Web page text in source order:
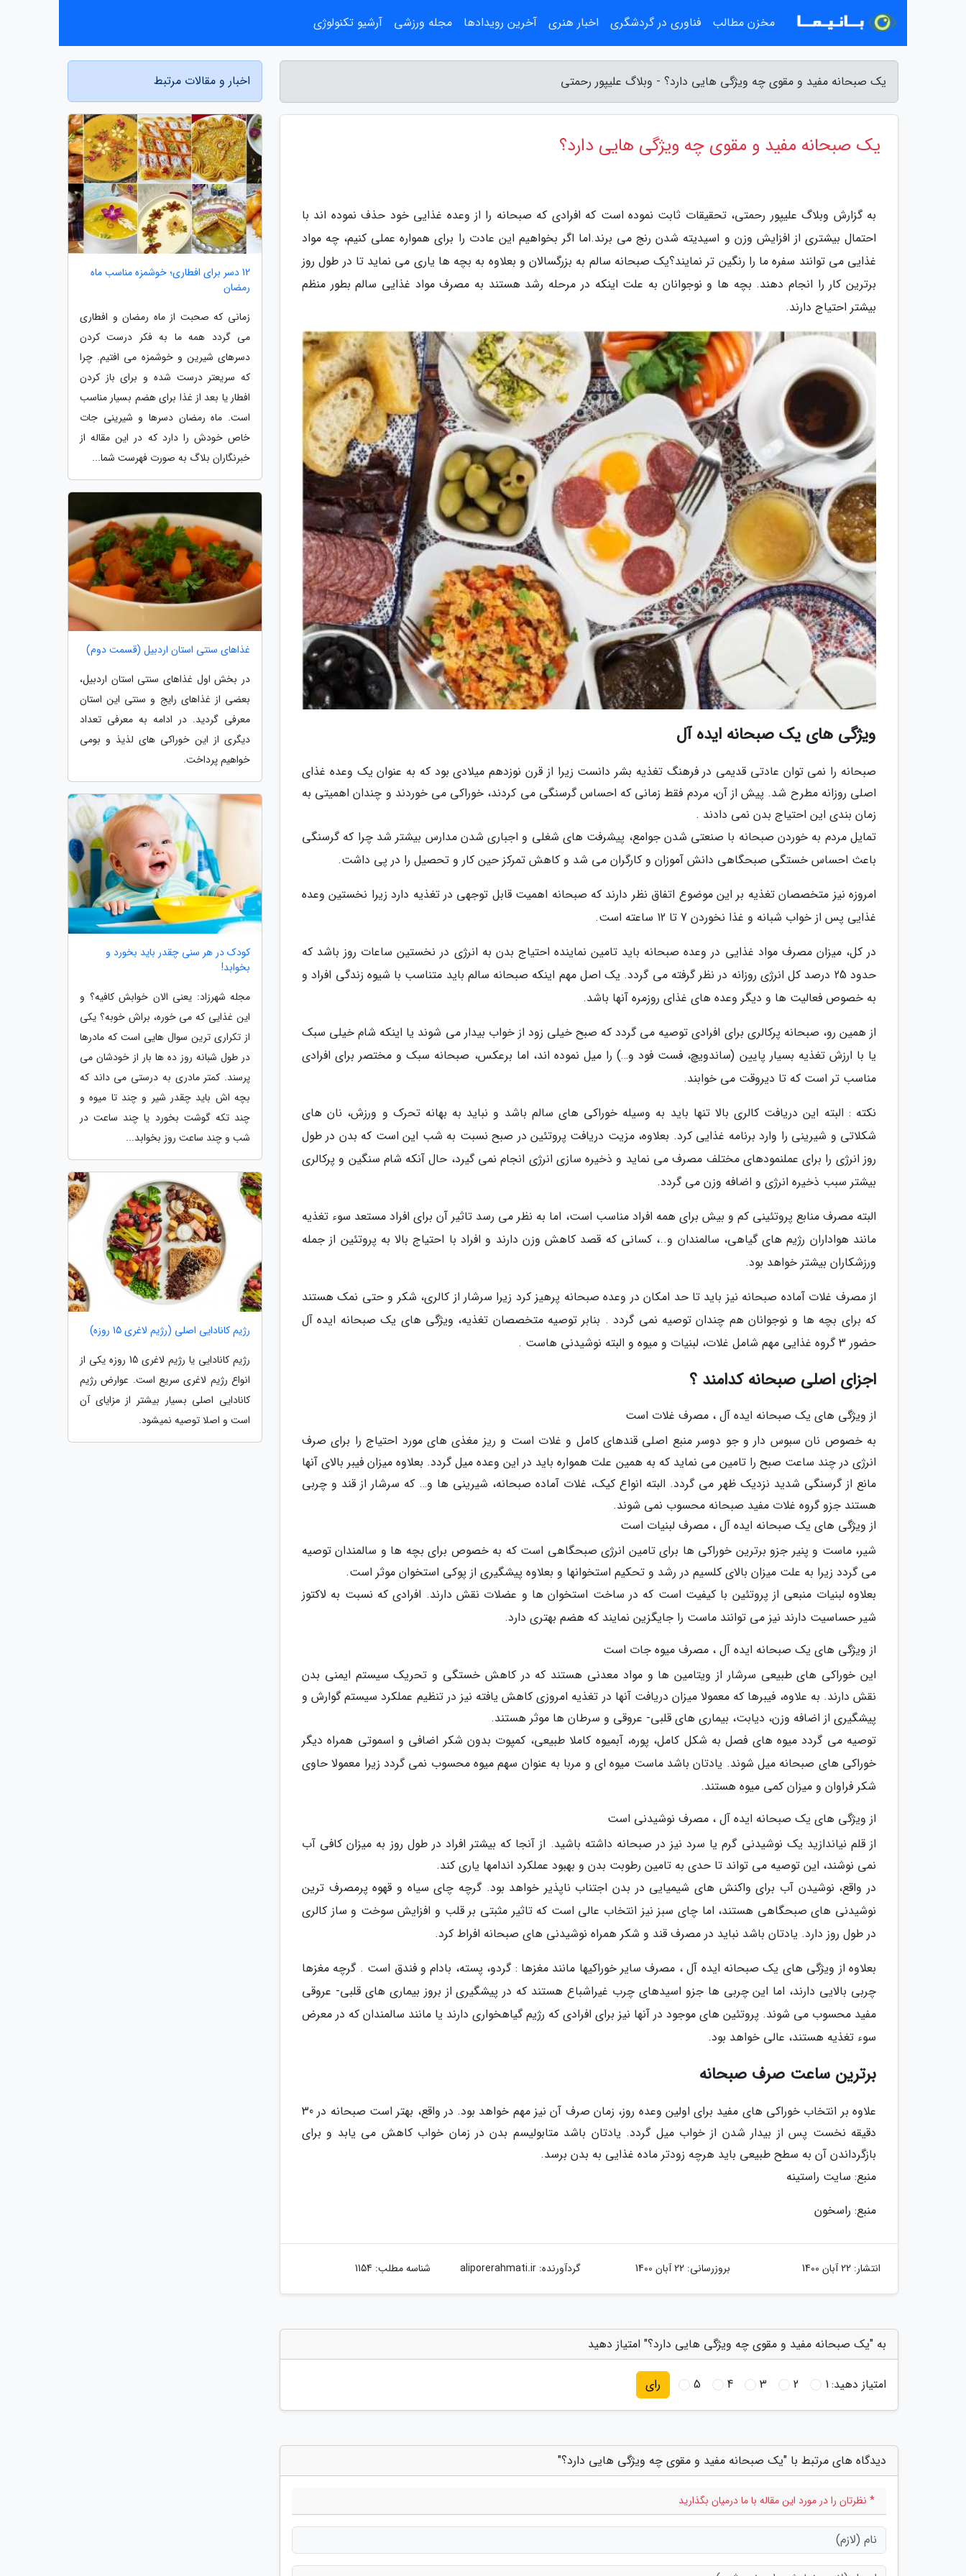
یک صبحانه مفید و مقوی چه ویژگی هایی دارد؟ - وبلاگ علیپور رحمتی
یک صبحانه مفید و مقوی چه ویژگی هایی دارد؟
به گزارش وبلاگ علیپور رحمتی، تحقیقات ثابت نموده است که افرادی که صبحانه را از وعده غذایی خود حذف نموده اند با
احتمال بیشتری از افزایش وزن و اسیدیته شدن رنج می برند.اما اگر بخواهیم این عادت را برای همواره عملی کنیم، چه مواد
غذایی می توانند سفره ما را رنگین تر نمایند؟یک صبحانه سالم به بزرگسالان و بعلاوه به بچه ها یاری می نماید تا در طول روز
برترین کار را انجام دهند. بچه ها و نوجوانان به علت اینکه در مرحله رشد هستند به مصرف مواد غذایی سالم بطور منظم
بیشتر احتیاج دارند.
ویژگی های یک صبحانه ایده آل
صبحانه را نمی توان عادتی قدیمی در فرهنگ تغذیه بشر دانست زیرا از قرن نوزدهم میلادی بود که به عنوان یک وعده غذای
اصلی روزانه مطرح شد. پیش از آن، مردم فقط زمانی که احساس گرسنگی می کردند، خوراکی می خوردند و چندان اهمیتی به
زمان بندی این احتیاج بدن نمی دادند .
تمایل مردم به خوردن صبحانه با صنعتی شدن جوامع، پیشرفت های شغلی و اجباری شدن مدارس بیشتر شد چرا که گرسنگی
باعث احساس خستگی صبحگاهی دانش آموزان و کارگران می شد و کاهش تمرکز حین کار و تحصیل را در پی داشت.
امروزه نیز متخصصان تغذیه بر این موضوع اتفاق نظر دارند که صبحانه اهمیت قابل توجهی در تغذیه دارد زیرا نخستین وعده
غذایی پس از خواب شبانه و غذا نخوردن 7 تا 12 ساعته است.
در کل، میزان مصرف مواد غذایی در وعده صبحانه باید تامین نماینده احتیاج بدن به انرژی در نخستین ساعات روز باشد که
حدود 25 درصد کل انرژی روزانه در نظر گرفته می گردد. یک اصل مهم اینکه صبحانه سالم باید متناسب با شیوه زندگی افراد و
به خصوص فعالیت ها و دیگر وعده های غذای روزمره آنها باشد.
از همین رو، صبحانه پرکالری برای افرادی توصیه می گردد که صبح خیلی زود از خواب بیدار می شوند یا اینکه شام خیلی سبک
یا با ارزش تغذیه بسیار پایین (ساندویچ، فست فود و…) را میل نموده اند، اما برعکس، صبحانه سبک و مختصر برای افرادی
مناسب تر است که تا دیروقت می خوابند.
نکته : البته این دریافت کالری بالا تنها باید به وسیله خوراکی های سالم باشد و نباید به بهانه تحرک و ورزش، نان های
شکلاتی و شیرینی را وارد برنامه غذایی کرد. بعلاوه، مزیت دریافت پروتئین در صبح نسبت به شب این است که بدن در طول
روز انرژی را برای عملنمودهای مختلف مصرف می نماید و ذخیره سازی انرژی انجام نمی گیرد، حال آنکه شام سنگین و پرکالری
بیشتر سبب ذخیره انرژی و اضافه وزن می گردد.
البته مصرف منابع پروتئینی کم و بیش برای همه افراد مناسب است، اما به نظر می رسد تاثیر آن برای افراد مستعد سوء تغذیه
مانند هواداران رژیم های گیاهی، سالمندان و..، کسانی که قصد کاهش وزن دارند و افراد با احتیاج بالا به پروتئین از جمله
ورزشکاران بیشتر خواهد بود.
از مصرف غلات آماده صبحانه نیز باید تا حد امکان در وعده صبحانه پرهیز کرد زیرا سرشار از کالری، شکر و حتی نمک هستند
که برای بچه ها و نوجوانان هم چندان توصیه نمی گردد . بنابر توصیه متخصصان تغذیه، ویژگی های یک صبحانه ایده آل
حضور 3 گروه غذایی مهم شامل غلات، لبنیات و میوه و البته نوشیدنی هاست .
اجزای اصلی صبحانه کدامند ؟
از ویژگی های یک صبحانه ایده آل ، مصرف غلات است
به خصوص نان سبوس دار و جو دوسر منبع اصلی قندهای کامل و غلات است و ریز مغذی های مورد احتیاج را برای صرف
انرژی در چند ساعت صبح را تامین می نماید که به همین علت همواره باید در این وعده میل گردد. بعلاوه میزان فیبر بالای آنها
مانع از گرسنگی شدید نزدیک ظهر می گردد. البته انواع کیک، غلات آماده صبحانه، شیرینی ها و… که سرشار از قند و چربی
هستند جزو گروه غلات مفید صبحانه محسوب نمی شوند.
از ویژگی های یک صبحانه ایده آل ، مصرف لبنیات است
شیر، ماست و پنیر جزو برترین خوراکی ها برای تامین انرژی صبحگاهی است که به خصوص برای بچه ها و سالمندان توصیه
می گردد زیرا به علت میزان بالای کلسیم در رشد و تحکیم استخوانها و بعلاوه پیشگیری از پوکی استخوان موثر است.
بعلاوه لبنیات منبعی از پروتئین با کیفیت است که در ساخت استخوان ها و عضلات نقش دارند. افرادی که نسبت به لاکتوز
شیر حساسیت دارند نیز می توانند ماست را جایگزین نمایند که هضم بهتری دارد.
از ویژگی های یک صبحانه ایده آل ، مصرف میوه جات است
این خوراکی های طبیعی سرشار از ویتامین ها و مواد معدنی هستند که در کاهش خستگی و تحریک سیستم ایمنی بدن
نقش دارند. به علاوه، فیبرها که معمولا میزان دریافت آنها در تغذیه امروزی کاهش یافته نیز در تنظیم عملکرد سیستم گوارش و
پیشگیری از اضافه وزن، دیابت، بیماری های قلبی- عروقی و سرطان ها موثر هستند.
توصیه می گردد میوه های فصل به شکل کامل، پوره، آبمیوه کاملا طبیعی، کمپوت بدون شکر اضافی و اسموتی همراه دیگر
خوراکی های صبحانه میل شوند. یادتان باشد ماست میوه ای و مربا به عنوان سهم میوه محسوب نمی گردد زیرا معمولا حاوی
شکر فراوان و میزان کمی میوه هستند.
از ویژگی های یک صبحانه ایده آل ، مصرف نوشیدنی است
از قلم نیاندازید یک نوشیدنی گرم یا سرد نیز در صبحانه داشته باشید. از آنجا که بیشتر افراد در طول روز به میزان کافی آب
نمی نوشند، این توصیه می تواند تا حدی به تامین رطوبت بدن و بهبود عملکرد اندامها یاری کند.
در واقع، نوشیدن آب برای واکنش های شیمیایی در بدن اجتناب ناپذیر خواهد بود. گرچه چای سیاه و قهوه پرمصرف ترین
نوشیدنی های صبحگاهی هستند، اما چای سبز نیز انتخاب عالی است که تاثیر مثبتی بر قلب و افزایش سوخت و ساز کالری
در طول روز دارد. یادتان باشد نباید در مصرف قند و شکر همراه نوشیدنی های صبحانه افراط کرد.
بعلاوه از ویژگی های یک صبحانه ایده آل ، مصرف سایر خوراکیها مانند مغزها : گردو، پسته، بادام و فندق است . گرچه مغزها
چربی بالایی دارند، اما این چربی ها جزو اسیدهای چرب غیراشباع هستند که در پیشگیری از بروز بیماری های قلبی- عروقی
مفید محسوب می شوند. پروتئین های موجود در آنها نیز برای افرادی که رژیم گیاهخواری دارند یا مانند سالمندان که در معرض
سوء تغذیه هستند، عالی خواهد بود.
برترین ساعت صرف صبحانه
علاوه بر انتخاب خوراکی های مفید برای اولین وعده روز، زمان صرف آن نیز مهم خواهد بود. در واقع، بهتر است صبحانه در 30
دقیقه نخست پس از بیدار شدن از خواب میل گردد. یادتان باشد متابولیسم بدن در زمان خواب کاهش می یابد و برای
بازگرداندن آن به سطح طبیعی باید هرچه زودتر ماده غذایی به بدن برسد.
منبع: سایت راستینه
منبع: راسخون
انتشار: 22 آبان 1400 بروزرسانی: 22 آبان 1400 گردآورنده:aliporerahmati.ir شناسه مطلب: 1154
به "یک صبحانه مفید و مقوی چه ویژگی هایی دارد؟" امتیاز دهید
امتیاز دهید:1
2
3
4
5 رای
دیدگاه های مرتبط با "یک صبحانه مفید و مقوی چه ویژگی هایی دارد؟"
* نظرتان را در مورد این مقاله با ما درمیان بگذارید
اخبار و مقالات مرتبط
12 دسر برای افطاری؛ خوشمزه مناسب ماه
رمضان
زمانی که صحبت از ماه رمضان و افطاری
می گردد همه ما به فکر درست کردن
دسرهای شیرین و خوشمزه می افتیم. چرا
که سریعتر درست شده و برای باز کردن
افطار یا بعد از غذا برای هضم بسیار مناسب
است. ماه رمضان دسرها و شیرینی جات
خاص خودش را دارد که در این مقاله از
خبرنگاران بلاگ به صورت فهرست شما...
غذاهای سنتی استان اردبیل (قسمت دوم)
در بخش اول غذاهای سنتی استان اردبیل،
بعضی از غذاهای رایج و سنتی این استان
معرفی گردید. در ادامه به معرفی تعداد
دیگری از این خوراکی های لذیذ و بومی
خواهیم پرداخت.
کودک در هر سنی چقدر باید بخورد و
بخوابد!
مجله شهرزاد: یعنی الان خوابش کافیه؟ و
این غذایی که می خوره، براش خوبه؟ یکی
از تکراری ترین سوال هایی است که مادرها
در طول شبانه روز ده ها بار از خودشان می
پرسند. کمتر مادری به درستی می داند که
بچه اش باید چقدر شیر و چند تا میوه و
چند تکه گوشت بخورد یا چند ساعت در
شب و چند ساعت روز بخوابد...
رژیم کانادایی اصلی (رژیم لاغری 15 روزه)
رژیم کانادایی یا رژیم لاغری 15 روزه یکی از
انواع رژیم لاغری سریع است. عوارض رژیم
کانادایی اصلی بسیار بیشتر از مزایای آن
است و اصلا توصیه نمیشود.
مخزن مطالب فناوری در گردشگری اخبار هنری آخرین رویدادها مجله ورزشی آرشیو تکنولوژی